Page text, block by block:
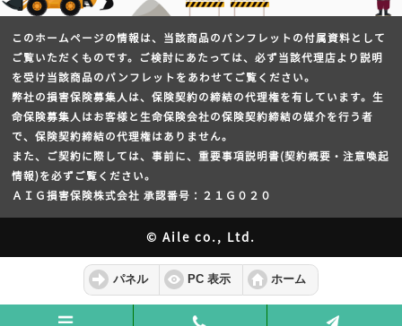
このホームページの情報は、当該商品のパンフレットの付属資料として
ご覧いただくものです。ご検討にあたっては、必ず当該代理店より説明
を受け当該商品のパンフレットをあわせてご覧ください。
弊社の損害保険募集人は、保険契約の締結の代理権を有しています。生
命保険募集人はお客様と生命保険会社の保険契約締結の媒介を行う者
で、保険契約締結の代理権はありません。
また、ご契約に際しては、事前に、重要事項説明書(契約概要・注意喚起
情報)を必ずご覧ください。
ＡＩＧ損害保険株式会社 承認番号：２１Ｇ０２０
© Aile co., Ltd.
パネル PC 表示 ホーム